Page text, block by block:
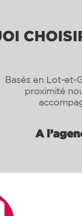
Basés en Lot-et-
proximité
A